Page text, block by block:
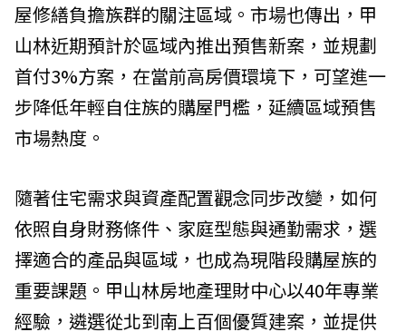
屋修繕負擔族群的關注區域。市場也傳出，甲
山林近期預計於區域內推出預售新案，並規劃
首付3%方案，在當前高房價環境下，可望進一
步降低年輕自住族的購屋門檻，延續區域預售
市場熱度。
隨著住宅需求與資產配置觀念同步改變，如何
依照自身財務條件、家庭型態與通勤需求，選
擇適合的產品與區域，也成為現階段購屋族的
重要課題。甲山林房地產理財中心以40年專業
經驗，遴選從北到南上百個優質建案，並提供